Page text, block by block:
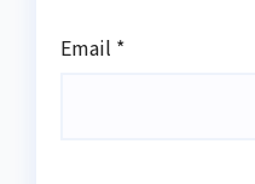
Email *